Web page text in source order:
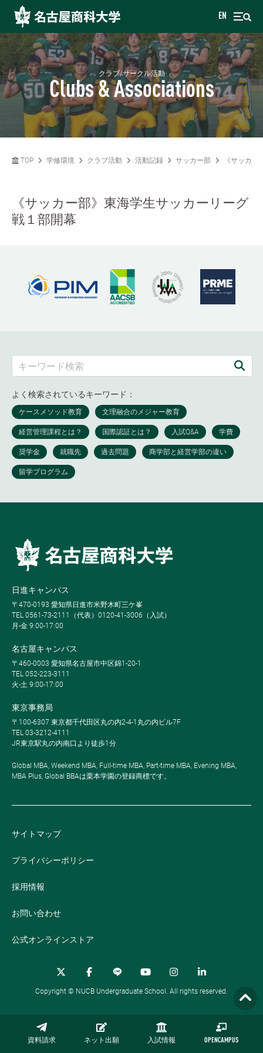
EN
資料請求 ネット出願 入試情報 OPENCAMPUS
クラブ/サークル活動
Clubs & Associations
TOP 学修環境 クラブ活動 活動記録 サッカー部 《サッカ
《サッカー部》東海学生サッカーリーグ
戦１部開幕
よく検索されているキーワード：
日進キャンパス
〒470-0193 愛知県日進市米野木町三ケ峯
TEL 0561-73-2111（代表）0120-41-3006（入試）
月-金 9:00-17:00
名古屋キャンパス
〒460-0003 愛知県名古屋市中区錦1-20-1
TEL 052-223-3111
火-土 9:00-17:00
東京事務局
〒100-6307 東京都千代田区丸の内2-4-1丸の内ビル7F
TEL 03-3212-4111
JR東京駅丸の内南口より徒歩1分
Global MBA, Weekend MBA, Full-time MBA, Part-time MBA, Evening MBA,
MBA Plus, Global BBAは栗本学園の登録商標です。
サイトマップ
プライバシーポリシー
採用情報
お問い合わせ
公式オンラインストア
Copyright © NUCB Undergraduate School. All rights reserved.